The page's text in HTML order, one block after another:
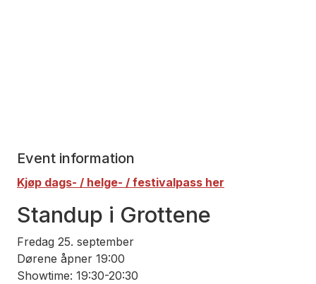
Event information
Kjøp dags- / helge- / festivalpass her
Standup i Grottene
Fredag 25. september
Dørene åpner 19:00
Showtime: 19:30-20:30